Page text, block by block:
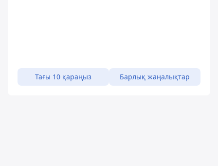
Тағы 10 қараңыз Барлық жаңалықтар